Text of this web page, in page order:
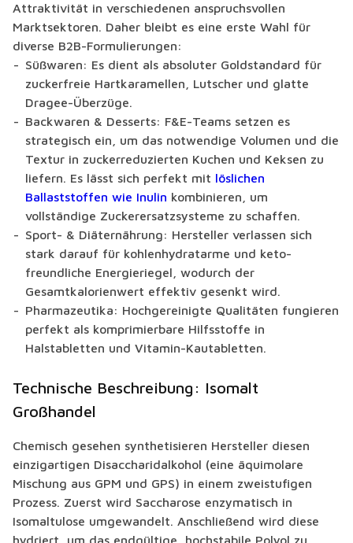
Attraktivität in verschiedenen anspruchsvollen
Marktsektoren. Daher bleibt es eine erste Wahl für
diverse B2B-Formulierungen:
Süßwaren: Es dient als absoluter Goldstandard für
zuckerfreie Hartkaramellen, Lutscher und glatte
Dragee-Überzüge.
Backwaren & Desserts: F&E-Teams setzen es
strategisch ein, um das notwendige Volumen und die
Textur in zuckerreduzierten Kuchen und Keksen zu
liefern. Es lässt sich perfekt mit löslichen
Ballaststoffen wie Inulin kombinieren, um
vollständige Zuckerersatzsysteme zu schaffen.
Sport- & Diäternährung: Hersteller verlassen sich
stark darauf für kohlenhydratarme und keto-
freundliche Energieriegel, wodurch der
Gesamtkalorienwert effektiv gesenkt wird.
Pharmazeutika: Hochgereinigte Qualitäten fungieren
perfekt als komprimierbare Hilfsstoffe in
Halstabletten und Vitamin-Kautabletten.
Technische Beschreibung: Isomalt
Großhandel
Chemisch gesehen synthetisieren Hersteller diesen
einzigartigen Disaccharidalkohol (eine äquimolare
Mischung aus GPM und GPS) in einem zweistufigen
Prozess. Zuerst wird Saccharose enzymatisch in
Isomaltulose umgewandelt. Anschließend wird diese
hydriert, um das endgültige, hochstabile Polyol zu